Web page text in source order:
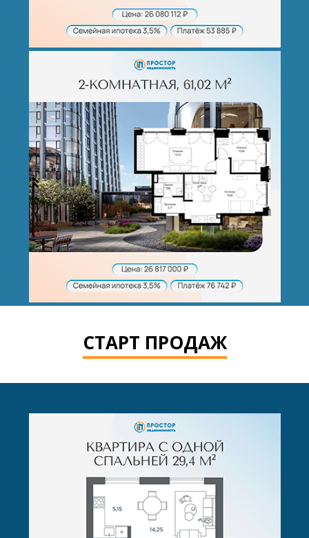
СТАРТ ПРОДАЖ